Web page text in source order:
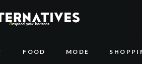
FOOD MODE